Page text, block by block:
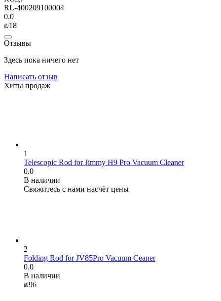
RL-400209100004
0.0
₪‍18‍
Отзывы
Здесь пока ничего нет
Написать отзыв
Хиты продаж
1
Telescopic Rod for Jimmy H9 Pro Vacuum Cleaner
0.0
В наличии
Свяжитесь с нами насчёт цены
2
Folding Rod for JV85Pro Vacuum Ceaner
0.0
В наличии
₪‍96‍